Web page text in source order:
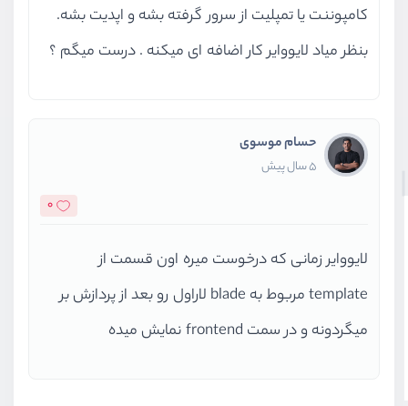
کامپوننت یا تمپلیت از سرور گرفته بشه و اپدیت بشه.
بنظر میاد لایووایر کار اضافه ای میکنه . درست میگم ؟
حسام موسوی
5 سال پیش
0
لایووایر زمانی که درخوست میره اون قسمت از
template مربوط به blade لاراول رو بعد از پردازش بر
میگردونه و در سمت frontend نمایش میده